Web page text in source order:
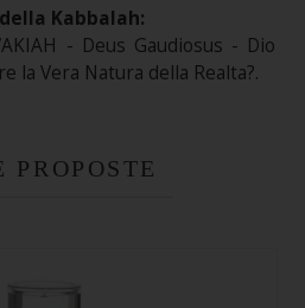
Kabbalah:
- Deus Gaudiosus - Dio
la Vera Natura della Realta?.
PROPOSTE